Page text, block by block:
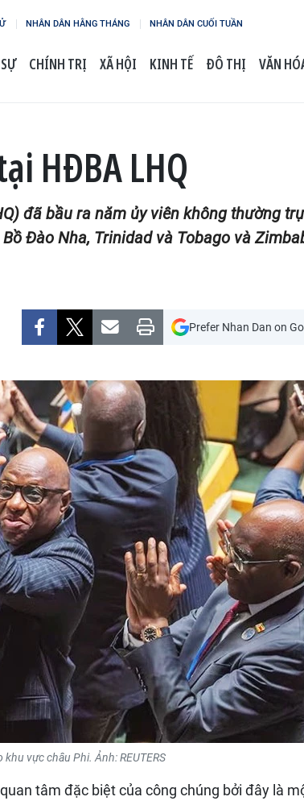
NHÂN DÂN HẰNG THÁNG NHÂN DÂN CUỐI TUẦN
CHÍNH TRỊ XÃ HỘI KINH TẾ ĐÔ THỊ VĂN
HĐBA LHQ
đã bầu ra năm ủy viên không thường
Đào Nha, Trinidad và Tobago và
Prefer Nhan Dan on
vực châu Phi. Ảnh: REUTERS
tâm đặc biệt của công chúng bởi đây là